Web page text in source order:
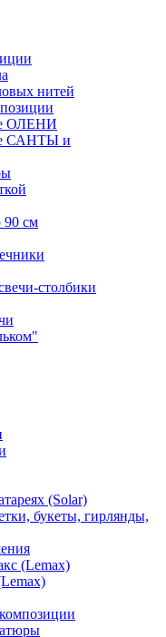
нитей
ОЛЕНИ
САНТЫ и
90 см
столбики
(Solar)
букеты, гирлянды,
(Lemax)